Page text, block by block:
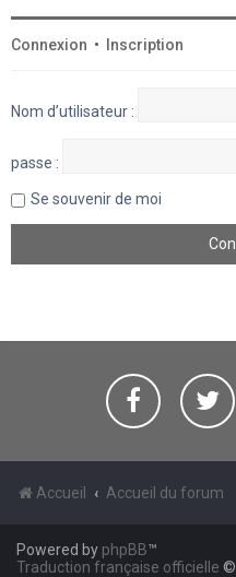
Connexion • Inscription
Nom d’utilisateur :
passe :
Se souvenir de moi
Accueil Accueil du forum
Powered by phpBB™
Traduction française officielle ©